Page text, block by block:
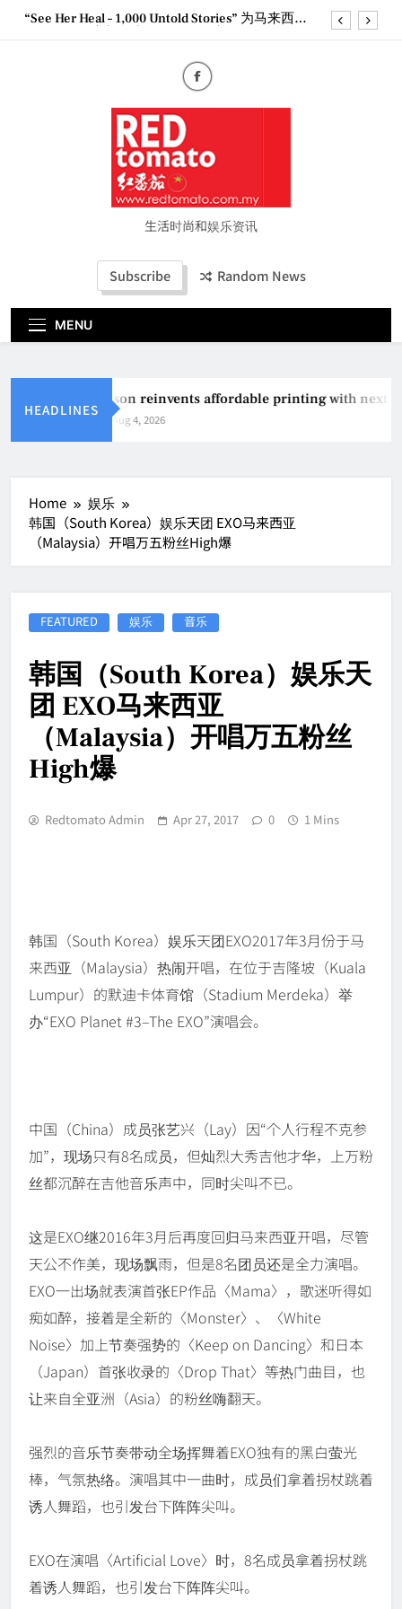
Skip“See Her Heal – 1,000 Untold Stories” 为马来西亚
Epson reinvents affordable printing with next-
generation EcoTank Series
Couture Fashion Week Malaysia 2026– Press
“See Her Heal – 1,000 Untold Stories” 为马来西亚
妈妈提供分享剖腹产复原历程的空间
2026 全国房地产大奖创历史纪录 见证马来西亚房
地产经纪行业蓬勃发展生活时尚和娱乐资讯
Subscribe Random News
MENU
HEADLINES
Epson reinvents affordable printing with next-
Aug 4, 2026
Home
娱乐
韩国（South Korea）娱乐天团 EXO马来西亚
（Malaysia）开唱万五粉丝High爆
FEATURED 娱乐 音乐
韩国（South Korea）娱乐天
团 EXO马来西亚
（Malaysia）开唱万五粉丝
High爆
Redtomato Admin Apr 27, 2017 0 1 Mins
韩国（South Korea）娱乐天团EXO2017年3月份于马
来西亚（Malaysia）热闹开唱，在位于吉隆坡（Kuala
Lumpur）的默迪卡体育馆（Stadium Merdeka）举
办“EXO Planet #3–The EXO”演唱会。
中国（China）成员张艺兴（Lay）因“个人行程不克参
加”，现场只有8名成员，但灿烈大秀吉他才华，上万粉
丝都沉醉在吉他音乐声中，同时尖叫不已。
这是EXO继2016年3月后再度回归马来西亚开唱，尽管
天公不作美，现场飘雨，但是8名团员还是全力演唱。
EXO一出场就表演首张EP作品〈Mama〉，歌迷听得如
痴如醉，接着是全新的〈Monster〉、〈White
Noise〉加上节奏强势的〈Keep on Dancing〉和日本
（Japan）首张收录的〈Drop That〉等热门曲目，也
让来自全亚洲（Asia）的粉丝嗨翻天。
强烈的音乐节奏带动全场挥舞着EXO独有的黑白萤光
棒，气氛热络。演唱其中一曲时，成员们拿着拐杖跳着
诱人舞蹈，也引发台下阵阵尖叫。
EXO在演唱〈Artificial Love〉时，8名成员拿着拐杖跳
着诱人舞蹈，也引发台下阵阵尖叫。